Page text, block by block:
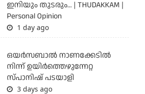
ഇനിയും തുടരും... | THUDAKKAM |
Personal Opinion
1 day ago
ഒയര്‍സബാൽ നാണക്കേടിൽ
നിന്ന് ഉയിർത്തെഴുന്നേറ്റ
സ്പാനിഷ് പടയാളി
3 days ago